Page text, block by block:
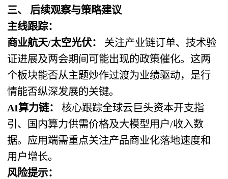
三、 后续观察与策略建议
主线跟踪：
商业航天/太空光伏：
​ 关注产业链订单、技术验
证进展及两会期间可能出现的政策催化。这两
个板块能否从主题炒作过渡为业绩驱动，是行
情能否纵深发展的关键。
AI算力链：
​ 核心跟踪全球云巨头资本开支指
引、国内算力供需价格及大模型用户/收入数
据。应用端需重点关注产品商业化落地速度和
用户增长。
风险提示：